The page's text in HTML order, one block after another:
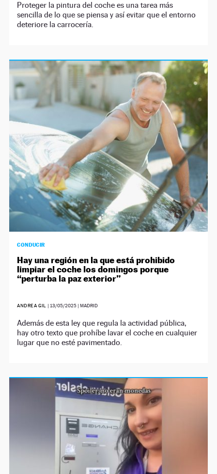
Proteger la pintura del coche es una tarea más
sencilla de lo que se piensa y así evitar que el entorno
deteriore la carrocería.
CONDUCIR
Hay una región en la que está prohibido
limpiar el coche los domingos porque
“perturba la paz exterior”
ANDREA GIL | 13/05/2025| MADRID
Además de esta ley que regula la actividad pública,
hay otro texto que prohíbe lavar el coche en cualquier
lugar que no esté pavimentado.